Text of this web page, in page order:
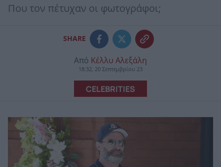
Που τον πέτυχαν οι φωτογράφοι;
SHARE
Από Κέλλυ Αλεξάλη
18:32, 20 Σεπτεμβρίου 23
CELEBRITIES